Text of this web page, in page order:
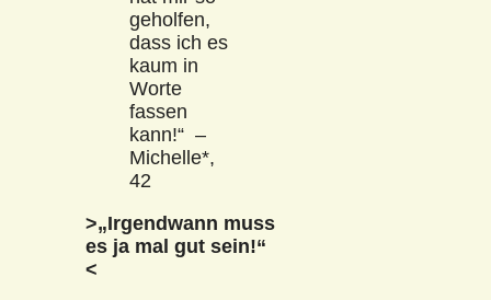
geholfen,
dass ich es
kaum in
Worte
fassen
kann!“ –
Michelle*,
42
>„Irgendwann muss
es ja mal gut sein!“
<